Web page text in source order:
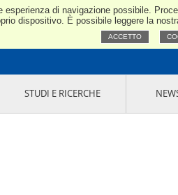
di navigazione possibile.
dispositivo. È possibile leggere la
ACCETTO
Confindustria
STUDI E RICERCHE